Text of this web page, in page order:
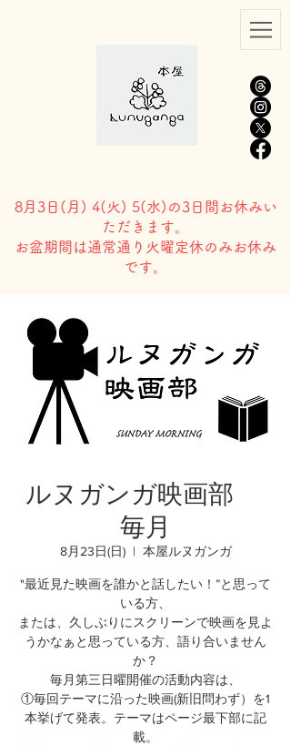
8月3日( 月) 4(火) 5(水)の3日間お休みい
ただきます。
​お盆期間は通常通り火曜定休のみお休み
です。
ルヌガンガ映画部
毎月
8月23日(日)
  |
本屋ルヌガンガ
"最近見た映画を誰かと話したい！”と思って
いる方、
または、久しぶりにスクリーンで映画を見よ
うかなぁと思っている方、語り合いません
か？
毎月第三日曜開催の活動内容は、
①毎回テーマに沿った映画(新旧問わず）を1
本挙げて発表。テーマはページ最下部に記
載。